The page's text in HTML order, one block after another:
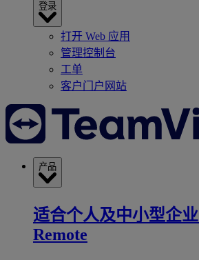
登录
打开 Web 应用
管理控制台
工单
客户门户网站
产品
适合个人及中小型企业
Remote